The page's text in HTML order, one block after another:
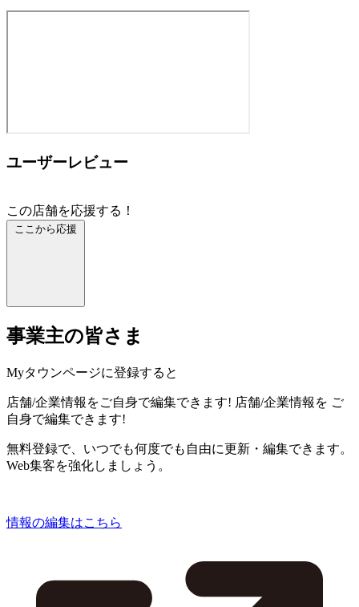
ユーザーレビュー
この店舗を応援する！
ここから応援
事業主の皆さま
Myタウンページに登録すると
店舗/企業情報をご自身で編集できます! 店舗/企業情報を ご
自身で編集できます!
無料登録で、いつでも何度でも自由に更新・編集できます。
Web集客を強化しましょう。
情報の編集はこちら